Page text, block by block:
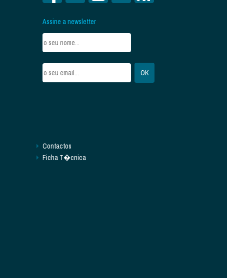
Assine a newsletter
Contactos
Ficha T�cnica